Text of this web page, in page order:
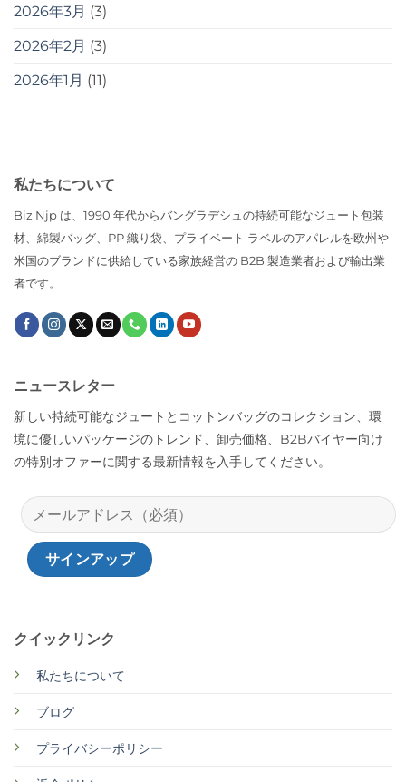
2026年3月 (3)
2026年2月 (3)
2026年1月 (11)
私たちについて
Biz Njp は、1990 年代からバングラデシュの持続可能なジュート包装
材、綿製バッグ、PP 織り袋、プライベート ラベルのアパレルを欧州や
米国のブランドに供給している家族経営の B2B 製造業者および輸出業
者です。
クイックリンク
私たちについて
ブログ
プライバシーポリシー
ニュースレター
新しい持続可能なジュートとコットンバッグのコレクション、環
境に優しいパッケージのトレンド、卸売価格、B2Bバイヤー向け
の特別オファーに関する最新情報を入手してください。